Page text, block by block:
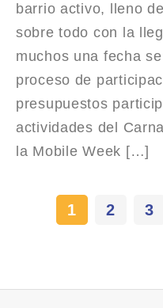
barrio activo, lleno
sobre todo con la
muchos una fecha
proceso de
presupuestos
actividades del
la Mobile Week […]
1 2 3